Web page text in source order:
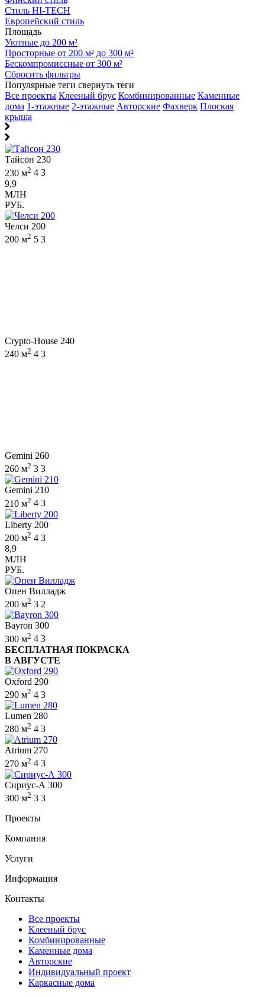
Стиль HI-TECH
Европейский стиль
Площадь
Уютные до 200 м²
Просторные от 200 м² до 300 м²
Бескомпромиссные от 300 м²
Сбросить фильтры
Популярные теги свернуть теги
Все проекты Клееный брус Комбинированные Каменные
дома 1-этажные 2-этажные Авторские Фахверк Плоская
крыша
Тайсон 230
230 м2 4 3
9,9
МЛН
РУБ.
Челси 200
200 м2 5 3
Crypto-House 240
240 м2 4 3
Gemini 260
260 м2 3 3
Gemini 210
210 м2 4 3
Liberty 200
200 м2 4 3
8,9
МЛН
РУБ.
Опен Вилладж
200 м2 3 2
Bayron 300
300 м2 4 3
БЕСПЛАТНАЯ ПОКРАСКА
В АВГУСТЕ
Oxford 290
290 м2 4 3
Lumen 280
280 м2 4 3
Atrium 270
270 м2 4 3
Сириус-А 300
300 м2 3 3
Проекты
Компания
Услуги
Информация
Контакты
Все проекты
Клееный брус
Комбинированные
Каменные дома
Авторские
Индивидуальный проект
Каркасные дома